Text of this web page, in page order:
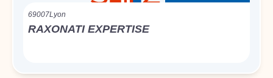
69007Lyon
RAXONATI EXPERTISE